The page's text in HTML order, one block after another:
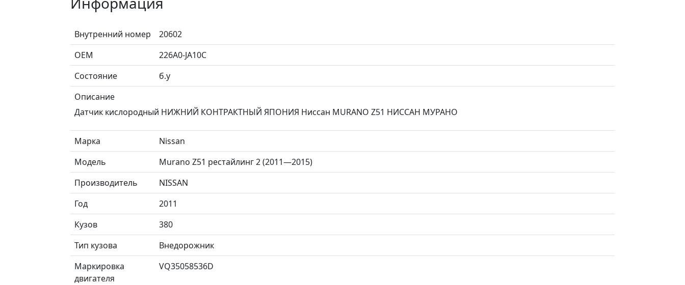
Внутренний номер
20602
ОЕМ
226A0-JA10C
Состояние
б.у
Описание
Датчик кислородный НИЖНИЙ КОНТРАКТНЫЙ ЯПОНИЯ Ниссан MURANO Z51 НИССАН МУРАНО
Марка
Nissan
Модель
Murano Z51 рестайлинг 2 (2011—2015)
Производитель
NISSAN
Год
2011
Кузов
380
Тип кузова
Внедорожник
Маркировка
двигателя
VQ35058536D